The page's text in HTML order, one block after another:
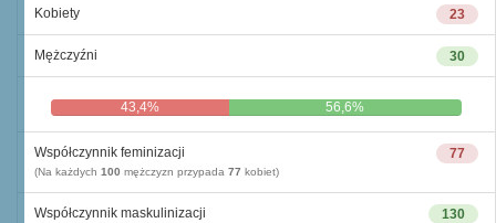
23
Kobiety
30
Mężczyźni
43,4% 56,6%
77
Współczynnik feminizacji
(Na każdych 100 mężczyzn przypada 77 kobiet)
130
Współczynnik maskulinizacji